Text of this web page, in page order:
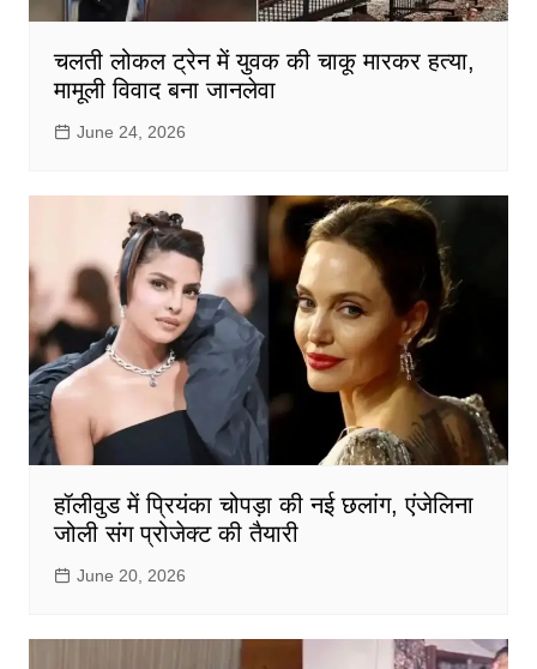
चलती लोकल ट्रेन में युवक की चाकू मारकर हत्या,
मामूली विवाद बना जानलेवा
June 24, 2026
हॉलीवुड में प्रियंका चोपड़ा की नई छलांग, एंजेलिना
जोली संग प्रोजेक्ट की तैयारी
June 20, 2026